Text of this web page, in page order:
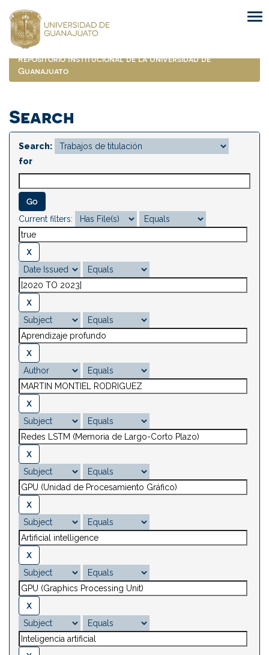
navigation
Repositorio Institucional de la Universidad de
Guanajuato
Search
Search:
for
Current filters: